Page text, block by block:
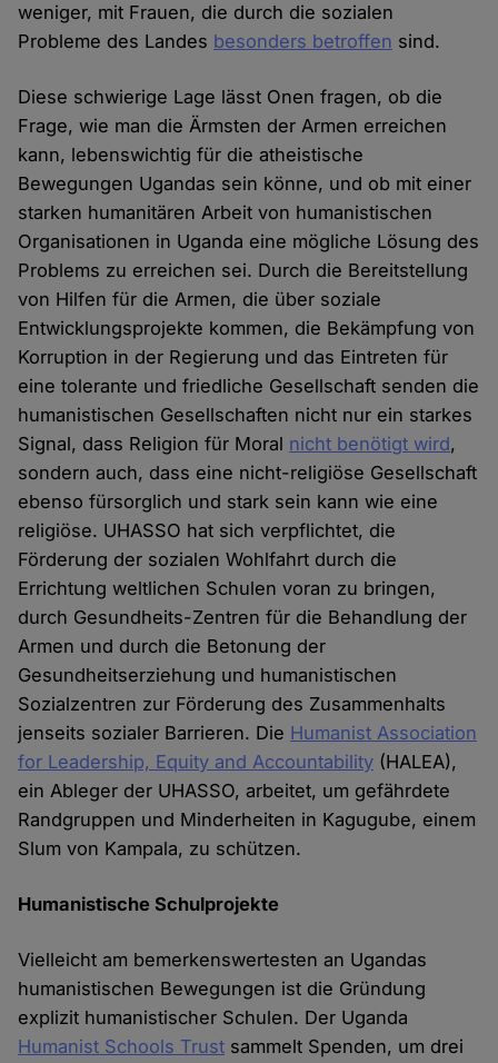
weniger, mit Frauen, die durch die sozialen
Probleme des Landes besonders betroffen sind.
Diese schwierige Lage lässt Onen fragen, ob die
Frage, wie man die Ärmsten der Armen erreichen
kann, lebenswichtig für die atheistische
Bewegungen Ugandas sein könne, und ob mit einer
starken humanitären Arbeit von humanistischen
Organisationen in Uganda eine mögliche Lösung des
Problems zu erreichen sei. Durch die Bereitstellung
von Hilfen für die Armen, die über soziale
Entwicklungsprojekte kommen, die Bekämpfung von
Korruption in der Regierung und das Eintreten für
eine tolerante und friedliche Gesellschaft senden die
humanistischen Gesellschaften nicht nur ein starkes
Signal, dass Religion für Moral nicht benötigt wird,
sondern auch, dass eine nicht-religiöse Gesellschaft
ebenso fürsorglich und stark sein kann wie eine
religiöse. UHASSO hat sich verpflichtet, die
Förderung der sozialen Wohlfahrt durch die
Errichtung weltlichen Schulen voran zu bringen,
durch Gesundheits-Zentren für die Behandlung der
Armen und durch die Betonung der
Gesundheitserziehung und humanistischen
Sozialzentren zur Förderung des Zusammenhalts
jenseits sozialer Barrieren. Die Humanist Association
for Leadership, Equity and Accountability (HALEA),
ein Ableger der UHASSO, arbeitet, um gefährdete
Randgruppen und Minderheiten in Kagugube, einem
Slum von Kampala, zu schützen.
Humanistische Schulprojekte
Vielleicht am bemerkenswertesten an Ugandas
humanistischen Bewegungen ist die Gründung
explizit humanistischer Schulen. Der Uganda
Humanist Schools Trust sammelt Spenden, um drei